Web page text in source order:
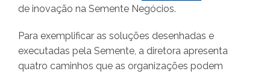
de inovação na Semente Negócios.
Para exemplificar as soluções desenhadas e
executadas pela Semente, a diretora apresenta
quatro caminhos que as organizações podem